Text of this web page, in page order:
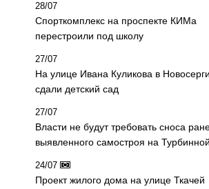
28/07
Спорткомплекс на проспекте КИМа
перестроили под школу
27/07
На улице Ивана Куликова в
сдали детский сад
27/07
Власти не будут требовать сноса
выявленного самостроя на Турбинной
24/07
Проект жилого дома на улице Ткачей